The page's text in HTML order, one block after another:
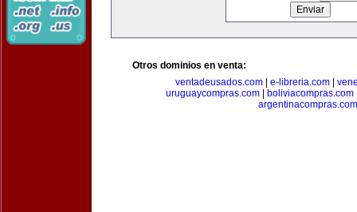
Otros dominios en venta:
ventadeusados.com| e-libreria.com|
uruguaycompras.com| boliviacompras.com
argentinacompras.com